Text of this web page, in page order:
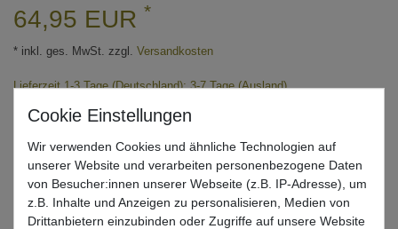
64,95 EUR *
* inkl. ges. MwSt. zzgl. Versandkosten
Lieferzeit 1-3 Tage (Deutschland); 3-7 Tage (Ausland)
Nur noch 1 Stück verfügbar
In den Warenkorb
Wir verwenden Cookies und ähnliche Technologien auf
unserer Website und verarbeiten personenbezogene Daten
von Besucher:innen unserer Webseite (z.B. IP-Adresse), um
z.B. Inhalte und Anzeigen zu personalisieren, Medien von
Drittanbietern einzubinden oder Zugriffe auf unsere Website